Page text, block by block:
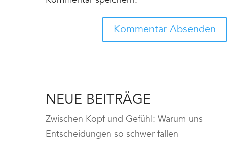
NEUE BEITRÄGE
Zwischen Kopf und Gefühl: Warum uns
Entscheidungen so schwer fallen